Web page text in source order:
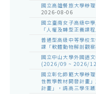
國立高雄餐旅大學辦
2026-08-06
國立臺南女子高級中
「人權及轉型正義課
普通型高級中等學校
課「軟體動物解剖觀
國立中山大學外國語
(2026/09 ~ 2026/
國立彰化師範大學辦
性教學教材開發計畫
計畫」，請高三學生